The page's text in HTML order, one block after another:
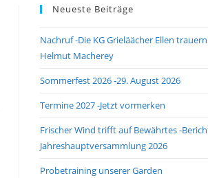
Neueste Beiträge
Nachruf -Die KG Grieläächer Ellen
Helmut Macherey
Sommerfest 2026 -29. August 2026
Termine 2027 -Jetzt vormerken
Frischer Wind trifft auf Bewährtes -
Jahreshauptversammlung 2026
Probetraining unserer Garden